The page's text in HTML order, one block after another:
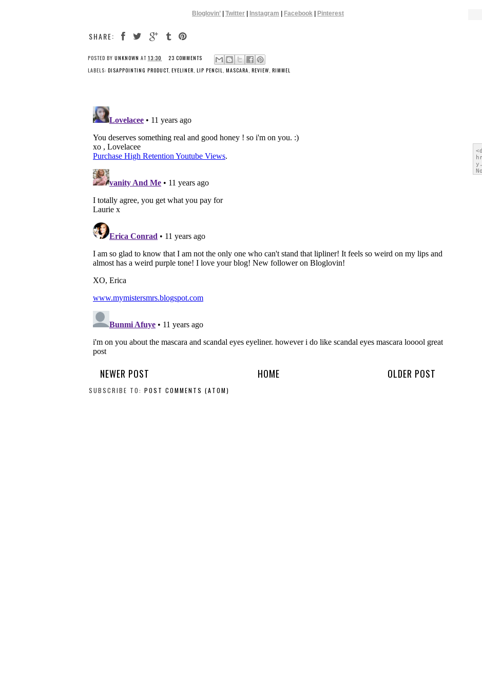
Bloglovin’ | Twitter | Instagram | Facebook | Pinterest
SHARE:
POSTED BY UNKNOWN AT 13:30
23 COMMENTS
LABELS: DISAPPOINTING PRODUCT, EYELINER LIP PENCIL MASCARA REVIEW RIMMEL
NEWER POST OLDER POST
HOME
SUBSCRIBE TO: POST COMMENTS (ATOM)